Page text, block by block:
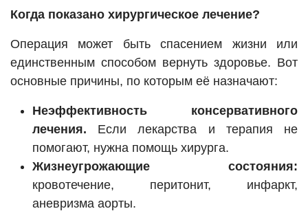
Когда показано хирургическое лечение?
Операция может быть спасением жизни или
единственным способом вернуть здоровье. Вот
основные причины, по которым её назначают:
Неэффективность консервативного
лечения. Если лекарства и терапия не
помогают, нужна помощь хирурга.
Жизнеугрожающие состояния:
кровотечение, перитонит, инфаркт,
аневризма аорты.